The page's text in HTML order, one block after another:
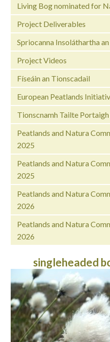
Living Bog nominated for
Project Deliverables
Spriocanna Insoláthartha
Project Videos
Físeáin an Tionscadail
European Peatlands
Tionscnamh Tailte Portaigh
Peatlands and Natura
2025
Peatlands and Natura
2025
Peatlands and Natura
2026
Peatlands and Natura
2026
singleheaded